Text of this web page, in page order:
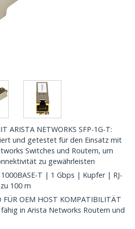
ARISTA NETWORKS SFP-1G-T:
und getestet für den Einsatz mit
Switches und Routern, um
zu gewährleisten
1000BASE-T | 1 Gbps | Kupfer | RJ-
100 m
FÜR OEM HOST KOMPATIBILITÄT
in Arista Networks Routern und